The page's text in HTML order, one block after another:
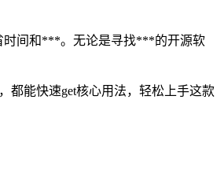
时间和***。无论是寻找***的开源软
都能快速get核心用法，轻松上手这款